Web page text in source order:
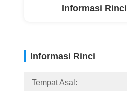
Informasi Rinci
Informasi Rinci
Tempat Asal: